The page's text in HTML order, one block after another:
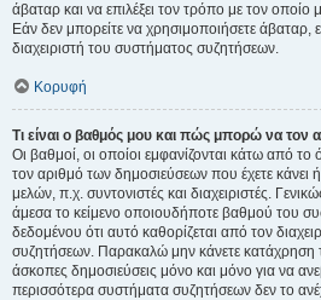
άβαταρ και να επιλέξει τον τρόπο με τον οποίο
Εάν δεν μπορείτε να χρησιμοποιήσετε άβαταρ,
διαχειριστή του συστήματος συζητήσεων.
Κορυφή
Τι είναι ο βαθμός μου και πώς μπορώ να τον
Οι βαθμοί, οι οποίοι εμφανίζονται κάτω από
τον αριθμό των δημοσιεύσεων που έχετε κάνει
μελών, π.χ. συντονιστές και διαχειριστές.
άμεσα το κείμενο οποιουδήποτε βαθμού του
δεδομένου ότι αυτό καθορίζεται από τον
συζητήσεων. Παρακαλώ μην κάνετε κατάχρηση
άσκοπες δημοσιεύσεις μόνο και μόνο για να
περισσότερα συστήματα συζητήσεων δεν το